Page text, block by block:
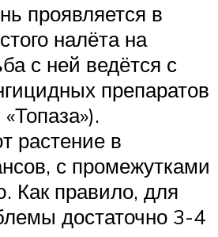
проявляется в
налёта на
с ней ведётся с
препаратов
растение в
с промежутками
Как правило, для
достаточно 3-4